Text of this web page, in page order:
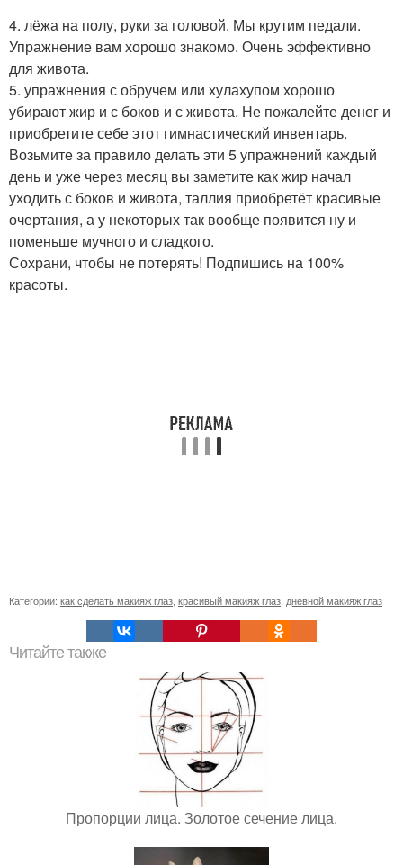
4. лёжа на полу, руки за головой. Мы крутим педали.
Упражнение вам хорошо знакомо. Очень эффективно
для живота.
5. упражнения с обручем или хулахупом хорошо
убирают жир и с боков и с живота. Не пожалейте денег и
приобретите себе этот гимнастический инвентарь.
Возьмите за правило делать эти 5 упражнений каждый
день и уже через месяц вы заметите как жир начал
уходить с боков и живота, таллия приобретёт красивые
очертания, а у некоторых так вообще появится ну и
поменьше мучного и сладкого.
Сохрани, чтобы не потерять! Подпишись на 100%
красоты.
Категории: как сделать макияж глаз красивый макияж глаз дневной макияж глаз
Читайте также
Пропорции лица. Золотое сечение лица.